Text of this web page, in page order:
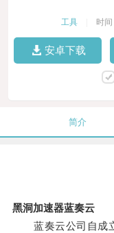
工具 时
安卓下载
简介
黑洞加速器蓝奏云
蓝奏云公司自成立